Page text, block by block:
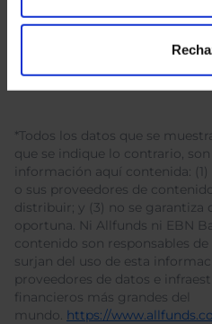
*Todos los datos que se
que se indique lo contrario,
información aquí contenida:
o sus proveedores de
distribuir; y (3) no se garantiza
oportuna. Ni Allfunds ni EBN
contenido son responsables
surjan del uso de esta
proveedores de datos e
financieros más grandes del
mundo. https://